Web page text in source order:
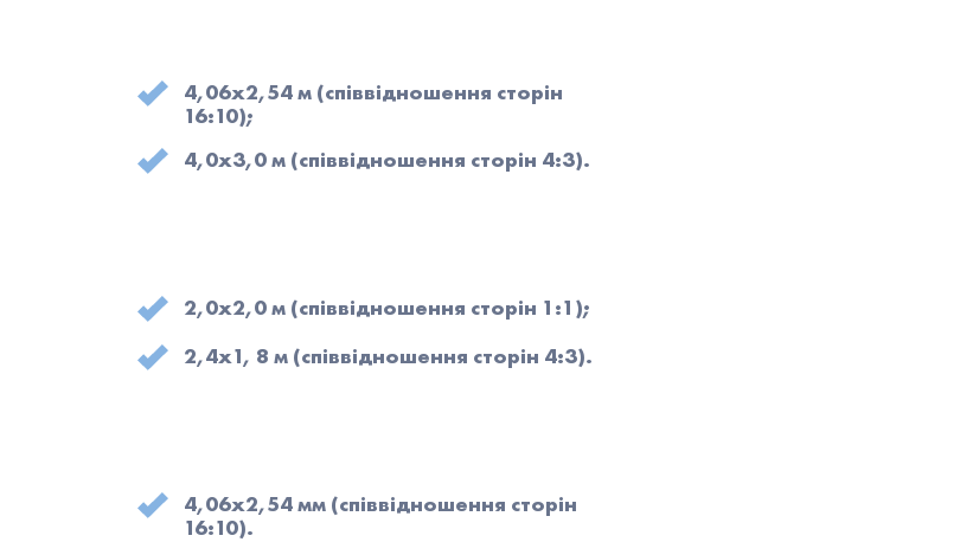
4,06х2,54 м (співвідношення сторін
16:10);
4,0х3,0 м (співвідношення сторін 4:3).
2,0х2,0 м (співвідношення сторін 1:1);
2,4х1, 8 м (співвідношення сторін 4:3).
4,06х2,54 мм (співвідношення сторін
16:10).